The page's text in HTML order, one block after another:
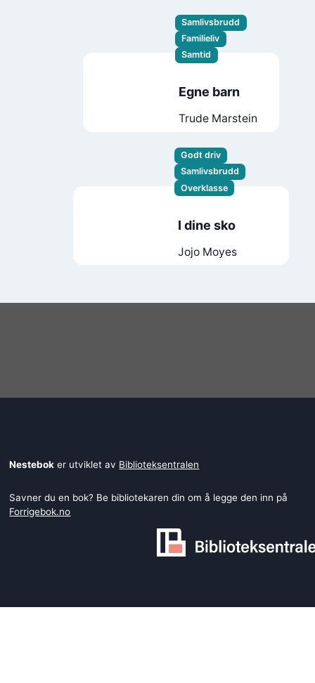
Samlivsbrudd
Familieliv
Samtid
Egne barn
Trude Marstein
Godt driv
Samlivsbrudd
Overklasse
I dine sko
Jojo Moyes
Nestebok er utviklet av Biblioteksentralen
Savner du en bok? Be bibliotekaren din om å legge den inn på
Forrigebok.no